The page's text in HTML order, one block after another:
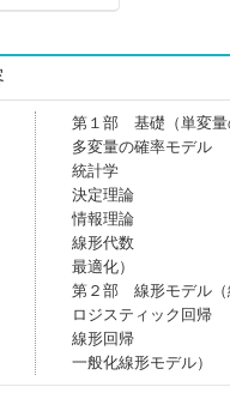
第１部 基礎（単変量
多変量の確率モデル
統計学
決定理論
情報理論
線形代数
最適化）
第２部 線形モデル（
ロジスティック回帰
線形回帰
一般化線形モデル）